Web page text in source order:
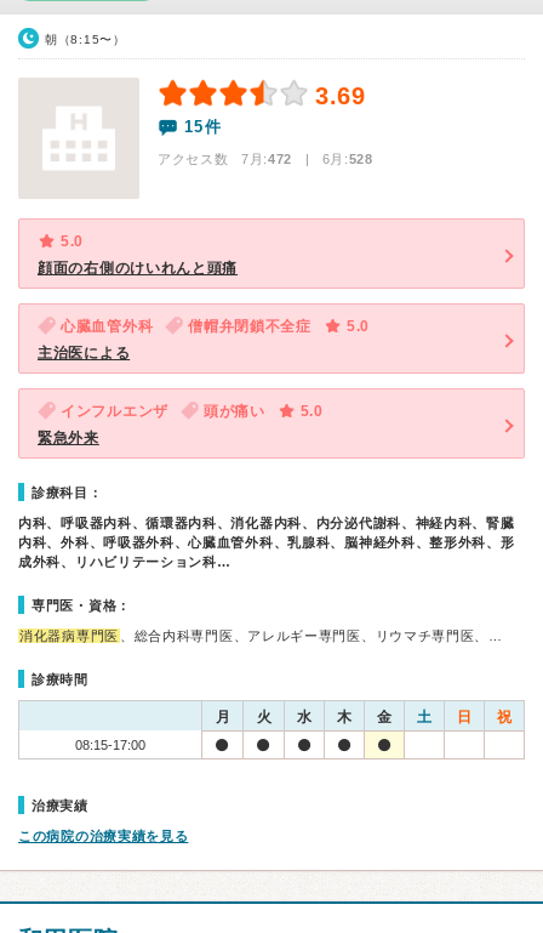
朝（8:15〜）
3.69
15件
アクセス数 7月:472 | 6月:528
5.0
顔面の右側のけいれんと頭痛
心臓血管外科 僧帽弁閉鎖不全症
5.0
主治医による
インフルエンザ 頭が痛い
5.0
緊急外来
診療科目：
内科、呼吸器内科、循環器内科、消化器内科、内分泌代謝科、神経内科、腎臓
内科、外科、呼吸器外科、心臓血管外科、乳腺科、脳神経外科、整形外科、形
成外科、リハビリテーション科…
専門医・資格：
消化器病専門医 、総合内科専門医、アレルギー専門医、リウマチ専門医、…
診療時間
月 火 水 木 金 土 日 祝
08:15-17:00
治療実績
この病院の治療実績を見る